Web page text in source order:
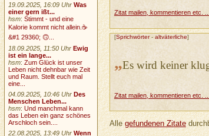
Zitat mailen, kommentieren etc. ...
[Sprichwörter- altväterliche]
„Es wird keiner
Zitat mailen, kommentieren etc. ...
Allegefundenen Zitate
19.09.2025, 16:09 Uhr Was
einer gern ißt...
hsm:Stimmt - und eine
Kalorie kommt nicht allein.☕
&#1 29360; 🙃...
18.09.2025, 11:50 Uhr Ewig
ist ein lange...
hsm:Zum Glück ist unser
Leben nicht dehnbar wie Zeit
und Raum. Stellt euch mal
eine...
04.09.2025, 10:46 Uhr Des
Menschen Leben...
hsm:Und manchmal kann
das Leben ein ganz schönes
Arschloch sein....
22.08.2025, 13:49 Uhr Wenn